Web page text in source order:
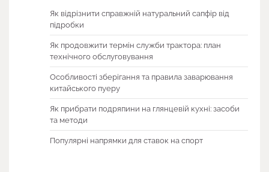
Як відрізнити справжній натуральний сапфір від
підробки
Як продовжити термін служби трактора: план
технічного обслуговування
Особливості зберігання та правила заварювання
китайського пуеру
Як прибрати подряпини на глянцевій кухні: засоби
та методи
Популярні напрямки для ставок на спорт